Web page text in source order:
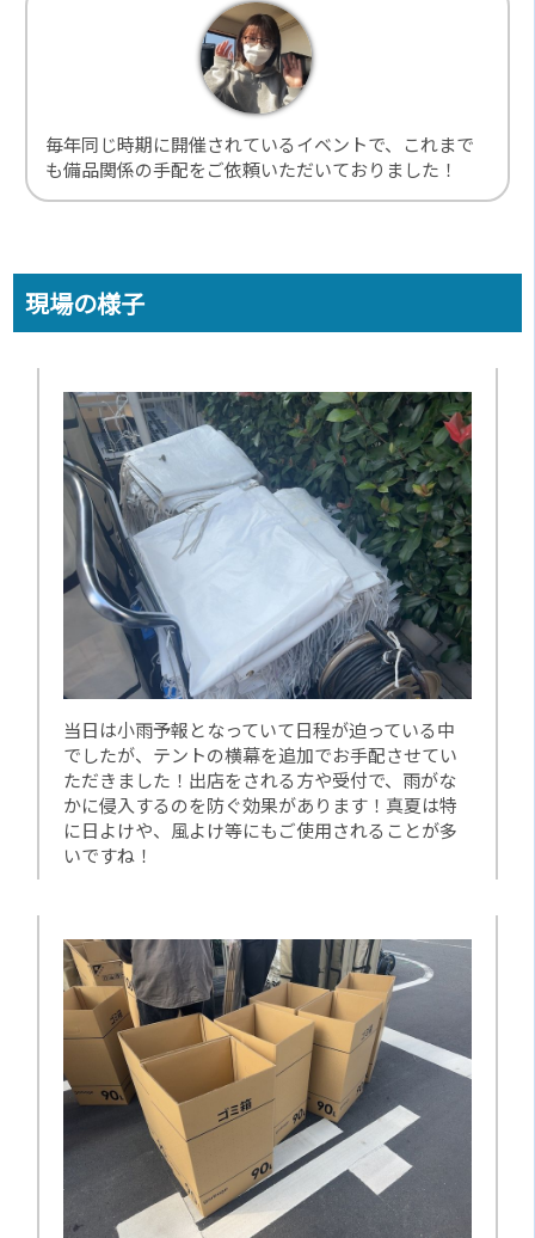
毎年同じ時期に開催されているイベントで、これまで
も備品関係の手配をご依頼いただいておりました！
現場の様子
当日は小雨予報となっていて日程が迫っている中
でしたが、テントの横幕を追加でお手配させてい
ただきました！出店をされる方や受付で、雨がな
かに侵入するのを防ぐ効果があります！真夏は特
に日よけや、風よけ等にもご使用されることが多
いですね！